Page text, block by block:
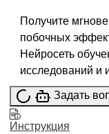
Получите
побочных
Нейросеть
исследований и
Задать
Инструкция